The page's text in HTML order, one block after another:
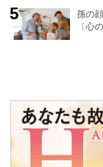
孫の
〔心